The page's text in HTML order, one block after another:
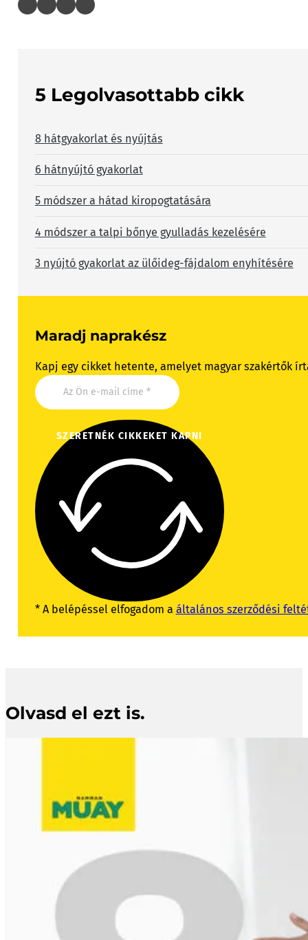
5 Legolvasottabb cikk
8 hátgyakorlat és nyújtás
6 hátnyújtó gyakorlat
5 módszer a hátad kiropogtatására
4 módszer a talpi bőnye gyulladás kezelésére
3 nyújtó gyakorlat az ülőideg-fájdalom enyhítésére
Maradj naprakész
Kapj egy cikket hetente, amelyet magyar szakértők
SZERETNÉK CIKKEKET KAPNI
* A belépéssel elfogadom a általános szerződési
Olvasd el ezt is.